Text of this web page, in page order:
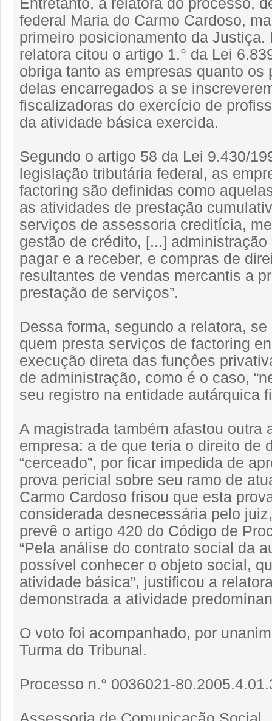
Entretanto, a relatora do processo,
federal Maria do Carmo Cardoso,
primeiro posicionamento da Justiça.
relatora citou o artigo 1.° da Lei
obriga tanto as empresas quanto os
delas encarregados a se
fiscalizadoras do exercício de
da atividade básica exercida.
Segundo o artigo 58 da Lei 9.430/
legislação tributária federal, as
factoring são definidas como
as atividades de prestação
serviços de assessoria creditícia,
gestão de crédito, [...]
pagar e a receber, e compras de
resultantes de vendas mercantis a
prestação de serviços”.
Dessa forma, segundo a relatora,
quem presta serviços de factoring
execução direta das funçôes
de administração, como é o caso,
seu registro na entidade autárquica
A magistrada também afastou outra
empresa: a de que teria o direito de
“cerceado”, por ficar impedida de
prova pericial sobre seu ramo de
Carmo Cardoso frisou que esta
considerada desnecessária pelo
prevê o artigo 420 do Código de
“Pela análise do contrato social da
possível conhecer o objeto social,
atividade básica”, justificou a
demonstrada a atividade
O voto foi acompanhado, por
Turma do Tribunal.
Processo n.° 0036021-